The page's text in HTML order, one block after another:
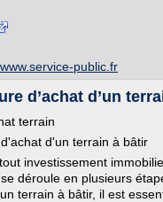
public.fr
d’achat d’un
terrain
d'un terrain à bâtir
investissement
déroule en plusieurs
terrain à bâtir, il est